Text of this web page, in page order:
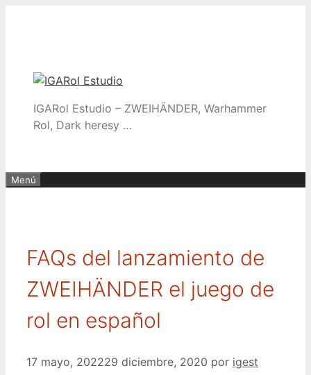
IGARol Estudio – ZWEIHÄNDER, Warhammer
Rol, Dark heresy …
Menú
FAQs del lanzamiento de
ZWEIHÄNDER el juego de
rol en español
17 mayo, 202229 diciembre, 2020 por igest